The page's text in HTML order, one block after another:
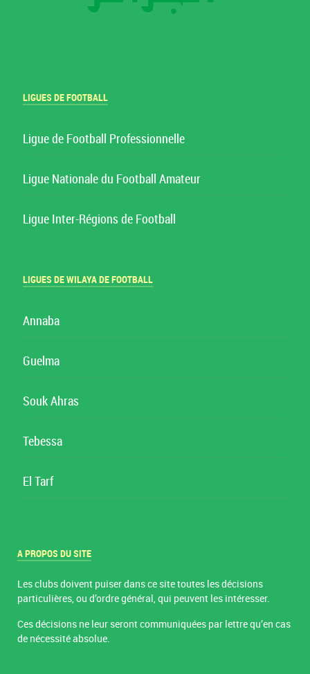
LIGUES DE FOOTBALL
Ligue de Football Professionnelle
Ligue Nationale du Football Amateur
Ligue Inter-Régions de Football
LIGUES DE WILAYA DE FOOTBALL
Annaba
Guelma
Souk Ahras
Tebessa
El Tarf
A PROPOS DU SITE
Les clubs doivent puiser dans ce site toutes les décisions
particulières, ou d’ordre général, qui peuvent les intéresser.
Ces décisions ne leur seront communiquées par lettre qu’en cas
de nécessité absolue.